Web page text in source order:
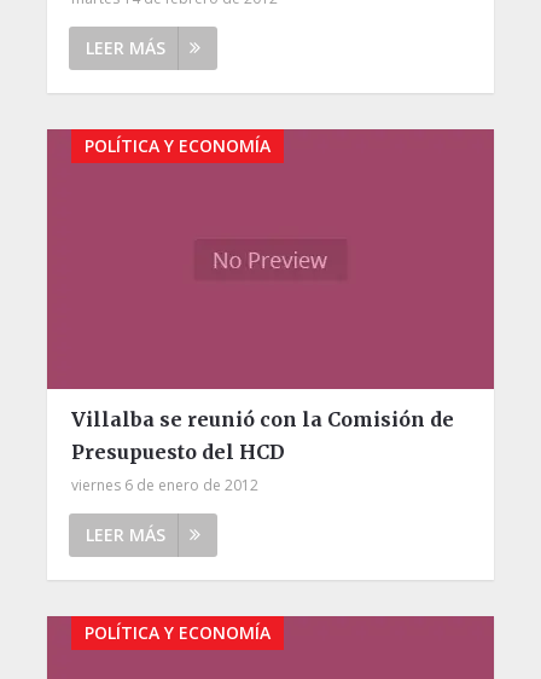
LEER MÁS
POLÍTICA Y ECONOMÍA
Villalba se reunió con la Comisión de
Presupuesto del HCD
viernes 6 de enero de 2012
LEER MÁS
POLÍTICA Y ECONOMÍA